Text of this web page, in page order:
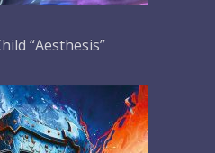
“Aesthesis”